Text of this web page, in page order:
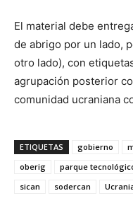
El material debe
de abrigo por un lado,
otro lado), con
agrupación posterior
comunidad ucraniana
ETIQUETAS gobierno
oberig
parque
sican
sodercan